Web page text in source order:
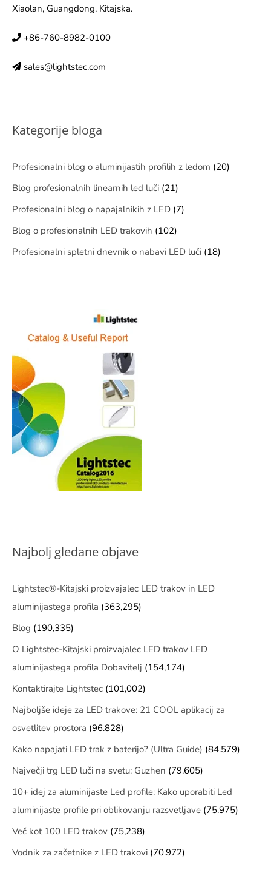
Xiaolan, Guangdong, Kitajska.
+86-760-8982-0100
sales@lightstec.com
Kategorije bloga
Profesionalni blog o aluminijastih profilih z ledom (20)
Blog profesionalnih linearnih led luči (21)
Profesionalni blog o napajalnikih z LED (7)
Blog o profesionalnih LED trakovih (102)
Profesionalni spletni dnevnik o nabavi LED luči (18)
Najbolj gledane objave
Lightstec®-Kitajski proizvajalec LED trakov in LED
aluminijastega profila (363,295)
Blog (190,335)
O Lightstec-Kitajski proizvajalec LED trakov LED
aluminijastega profila Dobavitelj (154,174)
Kontaktirajte Lightstec (101,002)
Najboljše ideje za LED trakove: 21 COOL aplikacij za
osvetlitev prostora (96.828)
Kako napajati LED trak z baterijo? (Ultra Guide) (84.579)
Največji trg LED luči na svetu: Guzhen (79.605)
10+ idej za aluminijaste Led profile: Kako uporabiti Led
aluminijaste profile pri oblikovanju razsvetljave (75.975)
Več kot 100 LED trakov (75,238)
Vodnik za začetnike z LED trakovi (70.972)